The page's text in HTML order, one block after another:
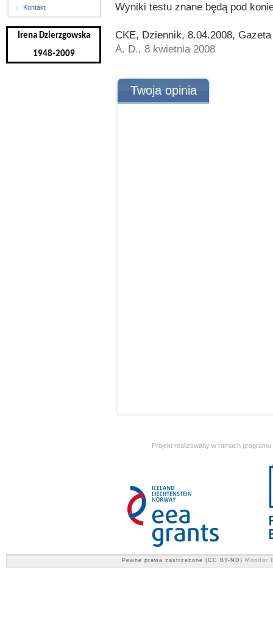
Kontakt
Irena Dzierzgowska
1948-2009
Wyniki testu znane będą pod
CKE, Dziennik, 8.04.2008,
A. D., 8 kwietnia 2008
Twoja opinia
Projekt realizowany w ramach
Pewne prawa zastrzeżone (CC BY-ND) Monitor